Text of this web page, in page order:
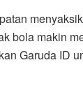
bola makin
Garuda ID